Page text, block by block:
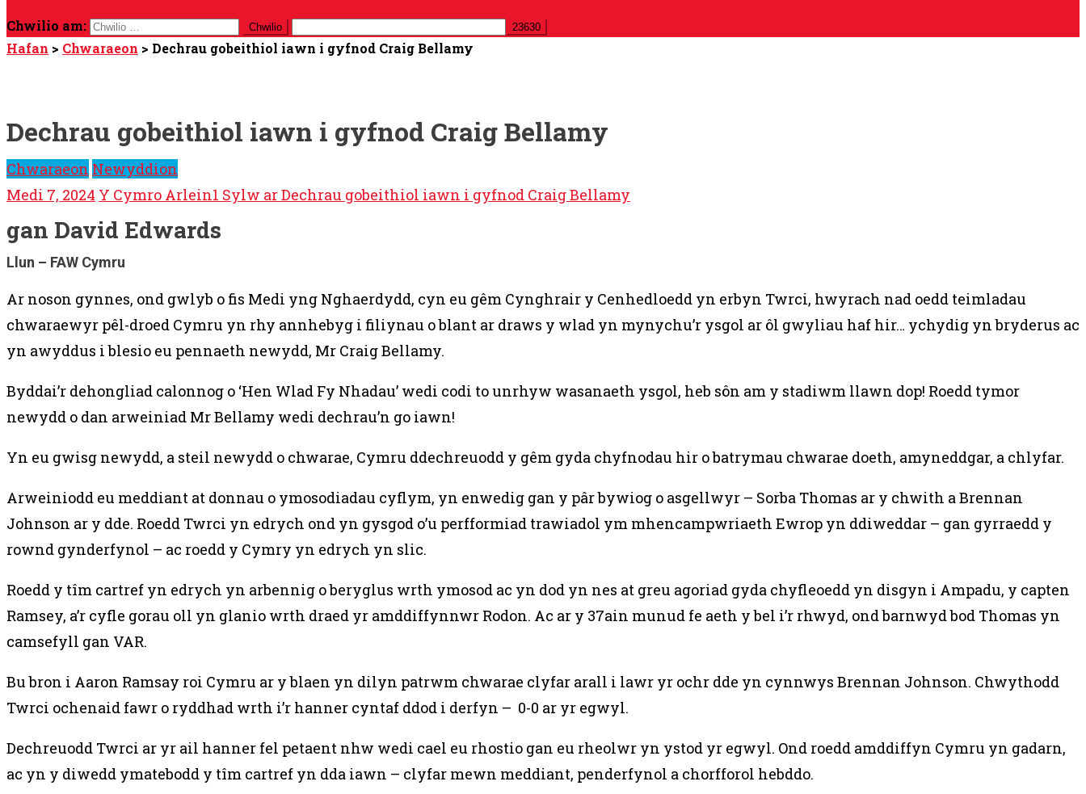
Chwilio am:
Hafan > Chwaraeon > Dechrau gobeithiol iawn i gyfnod Craig Bellamy
Dechrau gobeithiol iawn i gyfnod Craig Bellamy
Chwaraeon Newyddion
Medi 7, 2024 Y Cymro Arlein1 Sylw ar Dechrau gobeithiol iawn i gyfnod Craig Bellamy
gan David Edwards
Llun – FAW Cymru
Ar noson gynnes, ond gwlyb o fis Medi yng Nghaerdydd, cyn eu gêm Cynghrair y Cenhedloedd yn erbyn Twrci, hwyrach nad oedd teimladau
chwaraewyr pêl-droed Cymru yn rhy annhebyg i filiynau o blant ar draws y wlad yn mynychu’r ysgol ar ôl gwyliau haf hir… ychydig yn bryderus ac
yn awyddus i blesio eu pennaeth newydd, Mr Craig Bellamy.
Byddai’r dehongliad calonnog o ‘Hen Wlad Fy Nhadau’ wedi codi to unrhyw wasanaeth ysgol, heb sôn am y stadiwm llawn dop! Roedd tymor
newydd o dan arweiniad Mr Bellamy wedi dechrau’n go iawn!
Yn eu gwisg newydd, a steil newydd o chwarae, Cymru ddechreuodd y gêm gyda chyfnodau hir o batrymau chwarae doeth, amyneddgar, a chlyfar.
Arweiniodd eu meddiant at donnau o ymosodiadau cyflym, yn enwedig gan y pâr bywiog o asgellwyr – Sorba Thomas ar y chwith a Brennan
Johnson ar y dde. Roedd Twrci yn edrych ond yn gysgod o’u perfformiad trawiadol ym mhencampwriaeth Ewrop yn ddiweddar – gan gyrraedd y
rownd gynderfynol – ac roedd y Cymry yn edrych yn slic.
Roedd y tîm cartref yn edrych yn arbennig o beryglus wrth ymosod ac yn dod yn nes at greu agoriad gyda chyfleoedd yn disgyn i Ampadu, y capten
Ramsey, a’r cyfle gorau oll yn glanio wrth draed yr amddiffynnwr Rodon. Ac ar y 37ain munud fe aeth y bel i’r rhwyd, ond barnwyd bod Thomas yn
camsefyll gan VAR.
Bu bron i Aaron Ramsay roi Cymru ar y blaen yn dilyn patrwm chwarae clyfar arall i lawr yr ochr dde yn cynnwys Brennan Johnson. Chwythodd
Twrci ochenaid fawr o ryddhad wrth i’r hanner cyntaf ddod i derfyn – 0-0 ar yr egwyl.
Dechreuodd Twrci ar yr ail hanner fel petaent nhw wedi cael eu rhostio gan eu rheolwr yn ystod yr egwyl. Ond roedd amddiffyn Cymru yn gadarn,
ac yn y diwedd ymatebodd y tîm cartref yn dda iawn – clyfar mewn meddiant, penderfynol a chorfforol hebddo.